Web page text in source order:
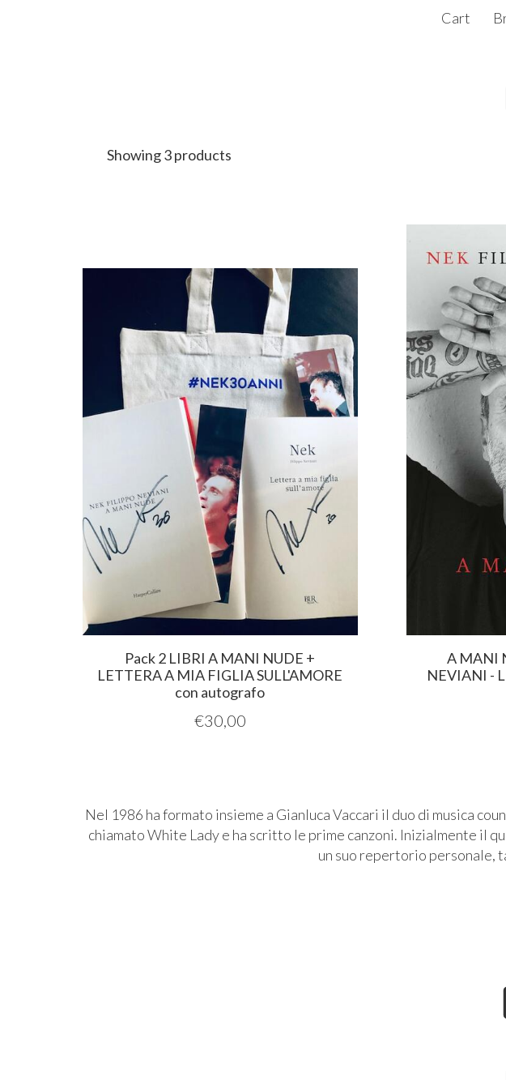
Cart
Showing 3 products
Pack 2 LIBRI A MANI NUDE +
LETTERA A MIA FIGLIA SULL'AMORE
con autografo
€30,00
A MANI
NEVIANI -
Nel 1986 ha formato insieme a Gianluca Vaccari il duo di musica
chiamato White Lady e ha scritto le prime canzoni. Inizialmente il
un suo repertorio personale,